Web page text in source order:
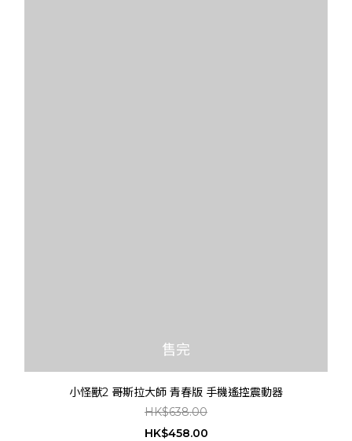
售完
小怪獸2 哥斯拉大師 青春版 手機遙控震動器
HK$638.00
HK$458.00